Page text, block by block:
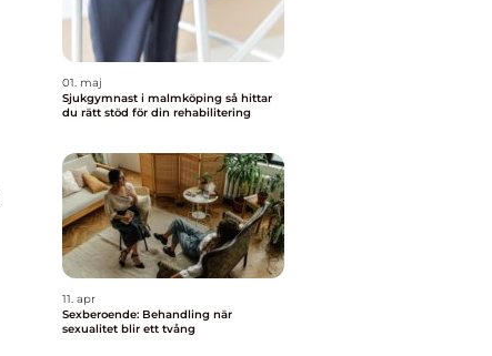
01. maj
Sjukgymnast i malmköping så hittar
du rätt stöd för din rehabilitering
11. apr
Sexberoende: Behandling när
sexualitet blir ett tvång